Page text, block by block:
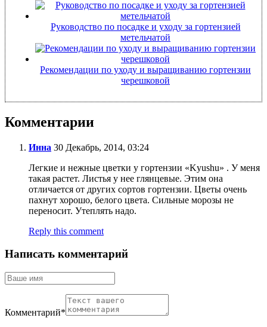
Руководство по посадке и уходу за гортензией
метельчатой
Рекомендации по уходу и выращиванию гортензии
черешковой
Комментарии
Инна 30 Декабрь, 2014, 03:24
Легкие и нежные цветки у гортензии «Kyushu» . У меня
такая растет. Листья у нее глянцевые. Этим она
отличается от других сортов гортензии. Цветы очень
пахнут хорошо, белого цвета. Сильные морозы не
переносит. Утеплять надо.
Reply this comment
Написать комментарий
Комментарий*